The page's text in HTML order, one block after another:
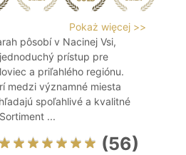
Pokaż więcej >>
pôsobí v Nacinej Vsi,
prístup pre
a priľahlého regiónu.
medzi významné miesta
spoľahlivé a kvalitné
...
(56)